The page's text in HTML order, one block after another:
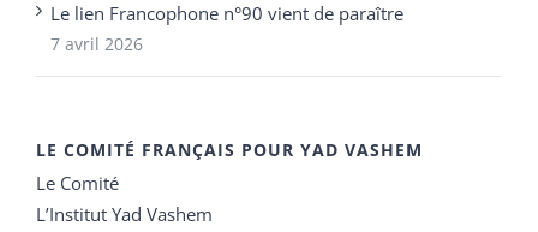
Le lien Francophone n°90 vient de paraître
7 avril 2026
LE COMITÉ FRANÇAIS POUR YAD VASHEM
Le Comité
L’Institut Yad Vashem